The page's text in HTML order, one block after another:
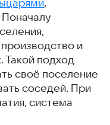
,
и
Такой подход
своё поселение
соседей. При
система